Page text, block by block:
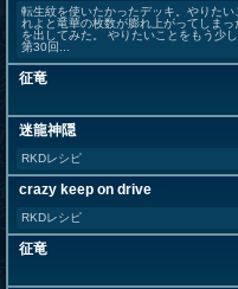
転生紋を使いたかったデッキ。やりた
れよと竜華の枚数が膨れ上がってしま
を出してみた。 やりたいことをもう少
第30回...
征竜
迷龍神隠
RKDレシピ
crazy keep on drive
RKDレシピ
征竜